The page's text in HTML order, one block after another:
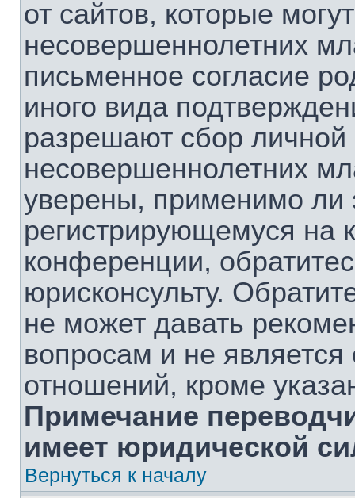
от сайтов, которые
несовершеннолетних
письменное согласие
иного вида
разрешают сбор
несовершеннолетних
уверены, применимо ли
регистрирующемуся на
конференции,
юрисконсульту.
не может давать
вопросам и не
отношений, кроме
Примечание
имеет юридической
Вернуться к началу